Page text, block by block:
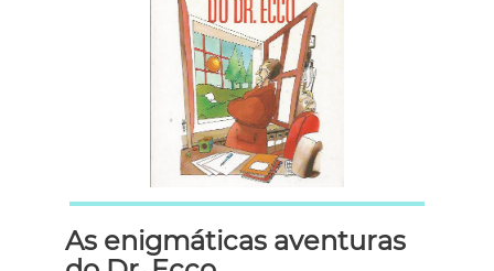
As enigmáticas aventuras